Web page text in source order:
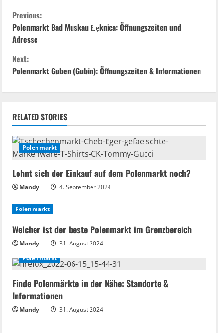
C
o
n
t
i
n
u
e
R
e
a
d
i
n
g
Previous:
Polenmarkt Bad Muskau Łęknica: Öffnungszeiten und
Adresse
Next:
Polenmarkt Guben (Gubin): Öffnungszeiten & Informationen
RELATED STORIES
Polenmarkt
Lohnt sich der Einkauf auf dem Polenmarkt noch?
Mandy 4. September 2024
Polenmarkt
Welcher ist der beste Polenmarkt im Grenzbereich
Mandy
31. August 2024
Polenmarkt
Finde Polenmärkte in der Nähe: Standorte &
Informationen
Mandy 31. August 2024